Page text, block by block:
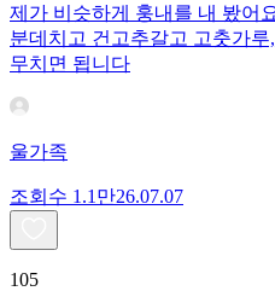
제가 비슷하게 훙내를 내 봤어
분데치고 건고추갈고 고춧가
무치면 됩니다
울가족
조회수 1.1만26.07.07
105